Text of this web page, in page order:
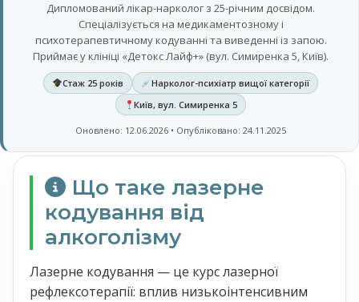
Дипломований лікар-нарколог з 25-річним досвідом.
Спеціалізується на медикаментозному і
психотерапевтичному кодуванні та виведенні із запою.
Приймає у клініці «Детокс Лайф+» (вул. Симиренка 5, Київ).
Стаж 25 років
Нарколог-психіатр вищої категорії
Київ, вул. Симиренка 5
Оновлено: 12.06.2026 • Опубліковано: 24.11.2025
Що таке лазерне
кодування від
алкоголізму
Лазерне кодування — це курс лазерної
рефлексотерапії: вплив низькоінтенсивним